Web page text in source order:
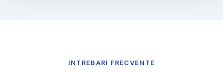
INTREBARI FRECVENTE